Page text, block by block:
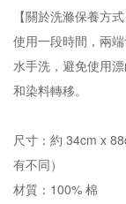
【關於洗滌保養方式
使用一段時間，兩
水手洗，避免使用
和染料轉移。
尺寸：約 34cm x
有不同）
材質：100% 棉